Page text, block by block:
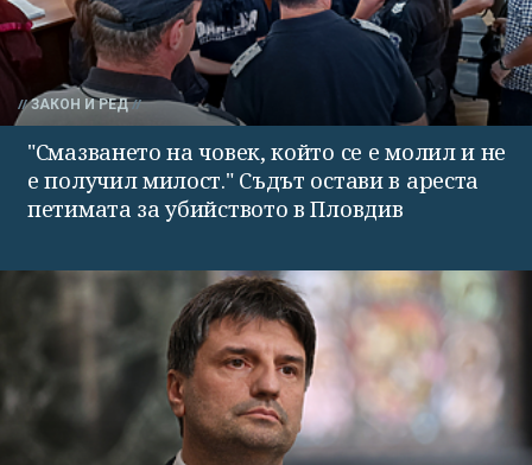
ЗАКОН И РЕД
"Смазването на човек, който се е молил и не
е получил милост." Съдът остави в ареста
петимата за убийството в Пловдив